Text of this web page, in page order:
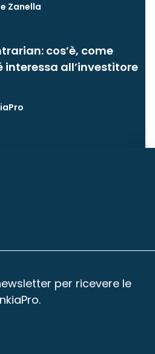
Zanella
cos’è, come
interessa all’investitore
per ricevere le